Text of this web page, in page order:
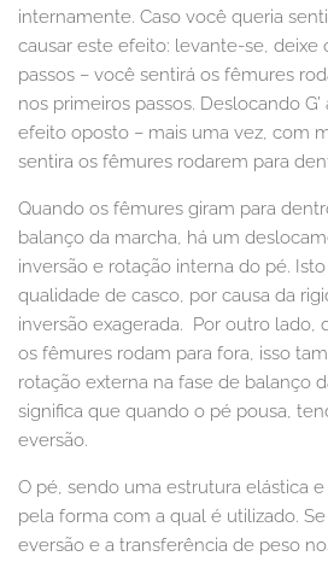
internamente. Caso você queria
causar este efeito: levante-se, deixe
passos – você sentirá os fêmures
nos primeiros passos. Deslocando
efeito oposto – mais uma vez, com
sentira os fêmures rodarem para
Quando os fêmures giram para
balanço da marcha, há um
inversão e rotação interna do pé.
qualidade de casco, por causa da
inversão exagerada. Por outro lado,
os fêmures rodam para fora, isso
rotação externa na fase de balanço
significa que quando o pé pousa,
eversão.
O pé, sendo uma estrutura elástica
pela forma com a qual é utilizado.
eversão e a transferência de peso